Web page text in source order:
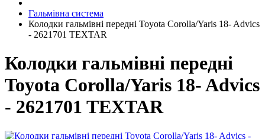
Гальмівна система
Колодки гальмівні передні Toyota Corolla/Yaris 18- Advics
- 2621701 TEXTAR
Колодки гальмівні передні
Toyota Corolla/Yaris 18- Advics
- 2621701 TEXTAR